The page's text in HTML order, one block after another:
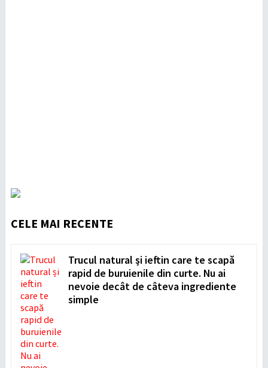
CELE MAI RECENTE
Trucul natural și ieftin care te scapă
rapid de buruienile din curte. Nu ai
nevoie decât de câteva ingrediente
simple